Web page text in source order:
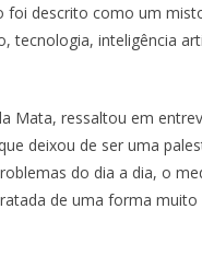
foi descrito como um
tecnologia, inteligência
Mata, ressaltou em
deixou de ser uma
do dia a dia, o
de uma forma